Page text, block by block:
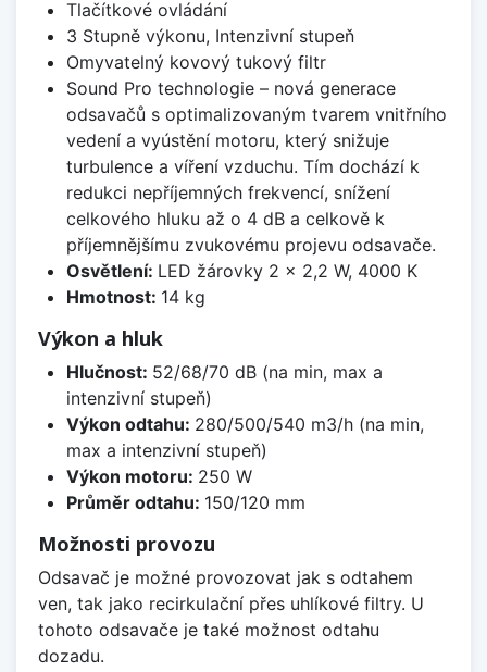
Tlačítkové ovládání
3 Stupně výkonu, Intenzivní stupeň
Omyvatelný kovový tukový filtr
Sound Pro technologie – nová generace
odsavačů s optimalizovaným tvarem vnitřního
vedení a vyústění motoru, který snižuje
turbulence a víření vzduchu. Tím dochází k
redukci nepříjemných frekvencí, snížení
celkového hluku až o 4 dB a celkově k
příjemnějšímu zvukovému projevu odsavače.
Osvětlení: LED žárovky 2 × 2,2 W, 4000 K
Hmotnost: 14 kg
Výkon a hluk
Hlučnost: 52/68/70 dB (na min, max a
intenzivní stupeň)
Výkon odtahu: 280/500/540 m3/h (na min,
max a intenzivní stupeň)
Výkon motoru: 250 W
Průměr odtahu: 150/120 mm
Možnosti provozu
Odsavač je možné provozovat jak s odtahem
ven, tak jako recirkulační přes uhlíkové filtry. U
tohoto odsavače je také možnost odtahu
dozadu.